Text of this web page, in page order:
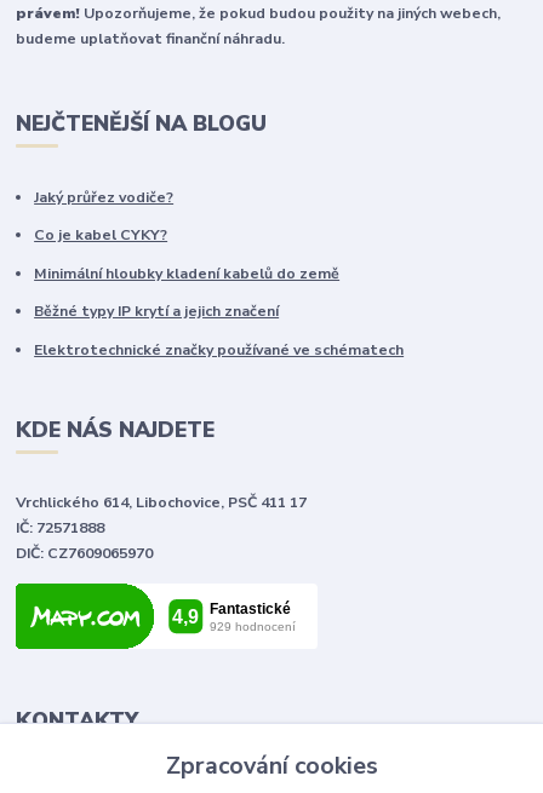
právem! Upozorňujeme, že pokud budou použity na jiných webech,
budeme uplatňovat finanční náhradu.
NEJČTENĚJŠÍ NA BLOGU
Jaký průřez vodiče?
Co je kabel CYKY?
Minimální hloubky kladení kabelů do země
Běžné typy IP krytí a jejich značení
Elektrotechnické značky používané ve schématech
KDE NÁS NAJDETE
Vrchlického 614, Libochovice, PSČ 411 17
IČ: 72571888
DIČ: CZ7609065970
KONTAKTY
Zpracování cookies